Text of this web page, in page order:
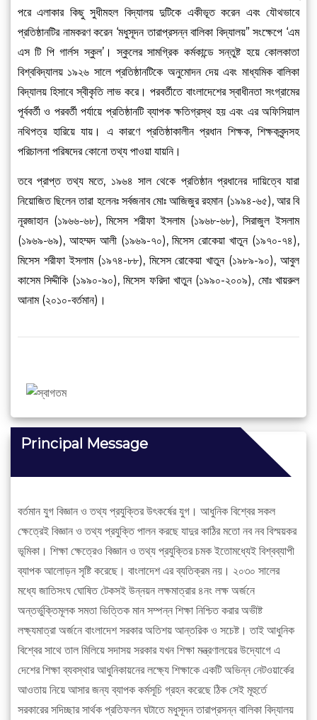
পরে এলাকার কিছু সুধীমহল বিদ্যালয় দুটিকে একীভূত করেন এবং যৌথভাবে
প্রতিষ্ঠানটির নামকরণ করেন ‘মধুসূদন তারাপ্রসন্ন বালিকা বিদ্যালয়” সংক্ষেপে ‘এম
এস টি পি গার্লস স্কুল’। স্কুলের সামগ্রিক কর্মকান্ডে সন্তুষ্ট হয়ে কোলকাতা
বিশ্ববিদ্যালয় ১৯২৬ সালে প্রতিষ্ঠানটিকে অনুমোদন দেয় এবং মাধ্যমিক বালিকা
বিদ্যালয় হিসাবে স্বীকৃতি লাভ করে। পরবর্তীতে বাংলাদেশের স্বাধীনতা সংগ্রামের
পূর্ববর্তী ও পরবর্তী পর্যায়ে প্রতিষ্ঠানটি ব্যাপক ক্ষতিগ্রস্থ হয় এবং এর অফিসিয়াল
নথিপত্র হারিয়ে যায়। এ কারণে প্রতিষ্ঠাকালীন প্রধান শিক্ষক, শিক্ষকবৃন্দসহ
পরিচালনা পরিষদের কোনো তথ্য পাওয়া যায়নি।
তবে প্রাপ্ত তথ্য মতে, ১৯৬৪ সাল থেকে প্রতিষ্ঠান প্রধানের দায়িত্বে যারা
নিয়োজিত ছিলেন তারা হলেনঃ সর্বজনাব মোঃ আজিজুর রহমান (১৯৯৪-৬৫), আর বি
নূরজাহান (১৯৬৬-৬৮), মিসেস শরীফা ইসলাম (১৯৬৮-৬৮), সিরাজুল ইসলাম
(১৯৬৯-৬৯), আহম্মদ আলী (১৯৬৯-৭০), মিসেস রোকেয়া খাতুন (১৯৭০-৭৪),
মিসেস শরীফা ইসলাম (১৯৭৪-৮৮), মিসেস রোকেয়া খাতুন (১৯৮৯-৯০), আবুল
কাসেম সিদ্দীকি (১৯৯০-৯০), মিসেস ফরিদা খাতুন (১৯৯০-২০০৯), মোঃ খায়রুল
আনাম (২০১০-বর্তমান)।
Principal Message
বর্তমান যুগ বিজ্ঞান ও তথ্য প্রযুক্তির উৎকর্ষের যুগ। আধুনিক বিশ্বের সকল
ক্ষেত্রেই বিজ্ঞান ও তথ্য প্রযুক্তি পালন করছে যাদুর কাঠির মতো নব নব বিস্ময়কর
ভূমিকা। শিক্ষা ক্ষেত্রেও বিজ্ঞান ও তথ্য প্রযুক্তির চমক ইতোমধ্যেই বিশ্বব্যাপী
ব্যাপক আলোড়ন সৃষ্টি করেছে। বাংলাদেশ এর ব্যতিক্রম নয়। ২০৩০ সালের
মধ্যে জাতিসংঘ ঘোষিত টেকসই উন্নয়ন লক্ষমাত্রার ৪নং লক্ষ অর্জনে
অন্তর্ভুক্তিমূলক সমতা ভিত্তিক মান সম্পন্ন শিক্ষা নিশ্চিত করার অভীষ্ট
লক্ষ্যমাত্রা অর্জনে বাংলাদেশ সরকার অতিশয় আন্তরিক ও সচেষ্ট। তাই আধুনিক
বিশ্বের সাথে তাল মিলিয়ে সদাসয় সরকার যখন শিক্ষা মন্ত্রণালয়ের উদ্যোগে এ
দেশের শিক্ষা ব্যবস্থার আধুনিকায়নের লক্ষ্যে শিক্ষাকে একটি অভিন্ন নেটওয়ার্কের
আওতায় নিয়ে আসার জন্য ব্যাপক কর্মসূচি গ্রহন করেছে ঠিক সেই মূহুর্তে
সরকারের সদিচ্ছার সার্থক প্রতিফলন ঘটাতে মধুসূদন তারাপ্রসন্ন বালিকা বিদ্যালয়